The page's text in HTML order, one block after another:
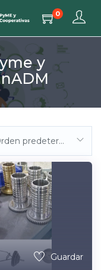
0
y
Orden predeterminada
Guardar